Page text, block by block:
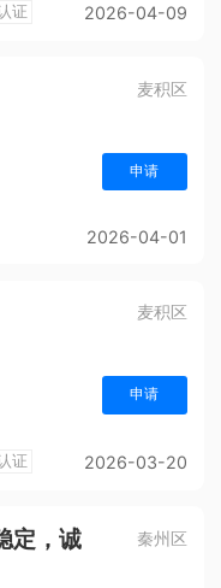
证 2026-04-09
麦积区
申请
2026-04-01
麦积区
申请
证 2026-03-20
定，诚
秦州区